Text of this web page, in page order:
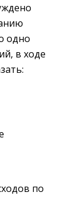
одно
в ходе
по